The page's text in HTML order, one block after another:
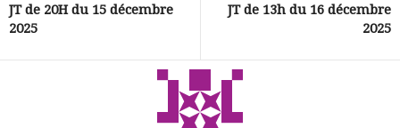
JT de 20H du 15 décembre
2025
JT de 13h du 16 décembre
2025